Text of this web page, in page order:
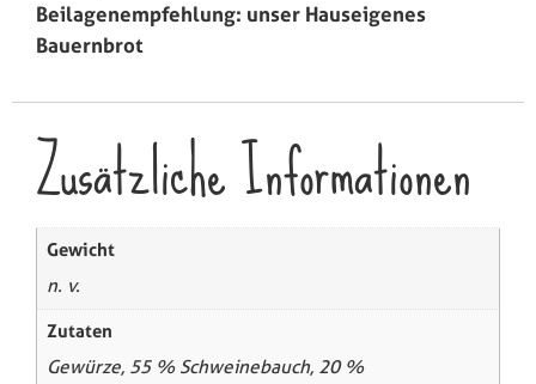
Beilagenempfehlung: unser Hauseigenes
Bauernbrot
Zusätzliche Informationen
Gewicht
n. v.
Zutaten
Gewürze, 55 % Schweinebauch, 20 %